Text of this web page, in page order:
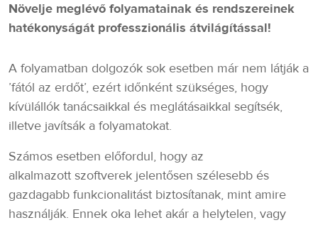
Növelje meglévő folyamatainak és rendszereinek
hatékonyságát professzionális átvilágítással!
A folyamatban dolgozók sok esetben már nem látják a
’fától az erdőt’, ezért időnként szükséges, hogy
kívülállók tanácsaikkal és meglátásaikkal segítsék,
illetve javítsák a folyamatokat.
Számos esetben előfordul, hogy az
alkalmazott szoftverek jelentősen szélesebb és
gazdagabb funkcionalitást biztosítanak, mint amire
használják. Ennek oka lehet akár a helytelen, vagy